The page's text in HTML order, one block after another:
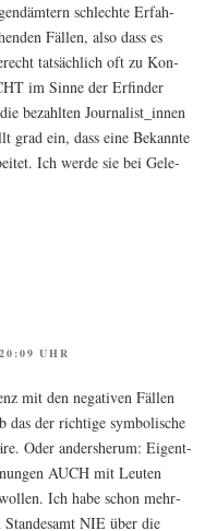
schlech­te Erfah­
Fäl­len, also dass es
tat­säch­lich oft zu Kon­
im Sin­ne der Erfin­der
bezahl­ten Journalist_innen
grad ein, dass eine Bekann­te
Ich wer­de sie bei Gele­
UHR
mit den nega­ti­ven Fäl­len
das der rich­ti­ge sym­bo­li­sche
Oder anders­her­um: Eigent­
AUCH mit Leu­ten
Ich habe schon mehr­
NIE über die